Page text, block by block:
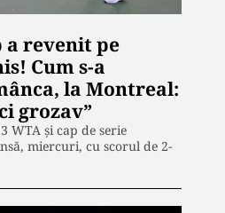
a revenit pe
Cum s-a
la Montreal:
grozav”
WTA şi cap de serie
miercuri, cu scorul de 2-